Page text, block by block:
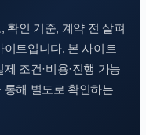
확인 기준, 계약 전 살펴
트입니다. 본 사이트
조건·비용·진행 가능
통해 별도로 확인하는